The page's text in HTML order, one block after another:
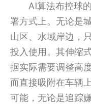
AI算法布控球
署方式上。无论是
山区、水域岸边，
投入使用。其伸缩
据实际需要调整高
而直接吸附在车辆
可能，无论是追踪